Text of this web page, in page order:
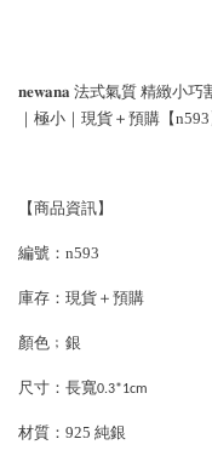
𝐧𝐞𝐰𝐚𝐧𝐚 法式氣質 精緻小巧
｜極小｜現貨＋預購【n593
【商品資訊】
編號：n593
庫存：現貨＋預購
顏色﹔銀
尺寸：長寬0.3*1cm
材質：925 純銀